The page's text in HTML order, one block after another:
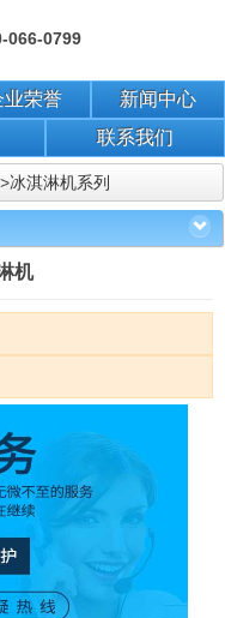
066-0799
业荣誉
新闻中心
联系我们
冰淇淋机系列
机